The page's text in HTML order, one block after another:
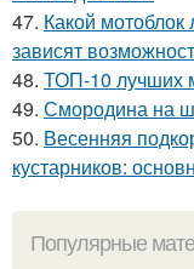
47. Какой
зависят
48. ТОП-10 лучших
49. Смородина на
50. Весенняя
кустарников:
Популярные